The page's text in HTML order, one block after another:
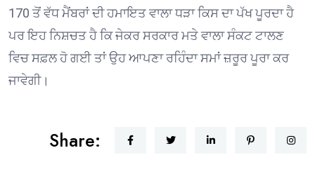
170 ਤੋਂ ਵੱਧ ਮੈਂਬਰਾਂ ਦੀ ਹਮਾਇਤ ਵਾਲਾ ਧੜਾ ਕਿਸ ਦਾ ਪੱਖ ਪੂਰਦਾ ਹੈ
ਪਰ ਇਹ ਨਿਸ਼ਚਤ ਹੈ ਕਿ ਜੇਕਰ ਸਰਕਾਰ ਮਤੇ ਵਾਲਾ ਸੰਕਟ ਟਾਲਣ
ਵਿਚ ਸਫ਼ਲ ਹੋ ਗਈ ਤਾਂ ਉਹ ਆਪਣਾ ਰਹਿੰਦਾ ਸਮਾਂ ਜ਼ਰੂਰ ਪੂਰਾ ਕਰ
ਜਾਵੇਗੀ।
Share: